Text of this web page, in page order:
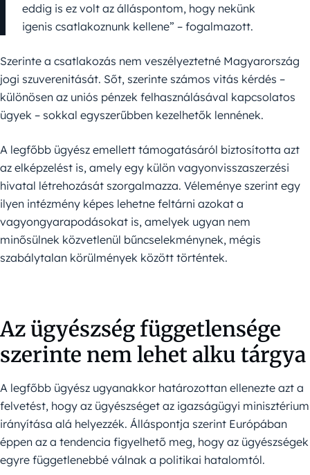
eddig is ez volt az álláspontom, hogy nekünk
igenis csatlakoznunk kellene” – fogalmazott.
Szerinte a csatlakozás nem veszélyeztetné Magyarország
jogi szuverenitását. Sőt, szerinte számos vitás kérdés –
különösen az uniós pénzek felhasználásával kapcsolatos
ügyek – sokkal egyszerűbben kezelhetők lennének.
A legfőbb ügyész emellett támogatásáról biztosította azt
az elképzelést is, amely egy külön vagyonvisszaszerzési
hivatal létrehozását szorgalmazza. Véleménye szerint egy
ilyen intézmény képes lehetne feltárni azokat a
vagyongyarapodásokat is, amelyek ugyan nem
minősülnek közvetlenül bűncselekménynek, mégis
szabálytalan körülmények között történtek.
Az ügyészség függetlensége
szerinte nem lehet alku tárgya
A legfőbb ügyész ugyanakkor határozottan ellenezte azt a
felvetést, hogy az ügyészséget az igazságügyi minisztérium
irányítása alá helyezzék. Álláspontja szerint Európában
éppen az a tendencia figyelhető meg, hogy az ügyészségek
egyre függetlenebbé válnak a politikai hatalomtól.